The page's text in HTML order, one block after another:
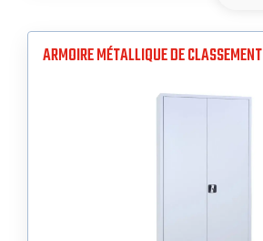
ARMOIRE MÉTALLIQUE DE CLASSEMENT